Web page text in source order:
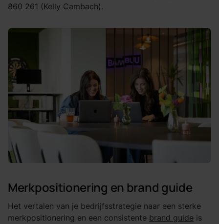
860 261 (Kelly Cambach).
Merkpositionering en brand guide
Het vertalen van je bedrijfsstrategie naar een sterke
merkpositionering en een consistente brand guide is